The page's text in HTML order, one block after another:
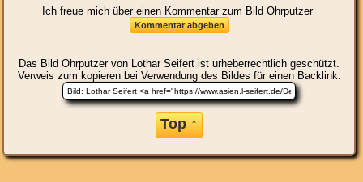
Ich freue mich über einen Kommentar zum Bild Ohrputzer
Das Bild Ohrputzervon Lothar Seifert ist urheberrechtlich geschützt.
Verweis zum kopieren bei Verwendung des Bildes für einen Backlink:
Top ↑